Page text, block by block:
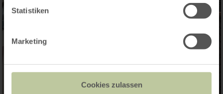
Statistiken
Marketing
Cookies zulassen